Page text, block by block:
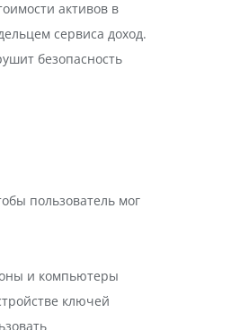
активов в
сервиса доход.
безопасность
пользователь мог
и компьютеры
ключей